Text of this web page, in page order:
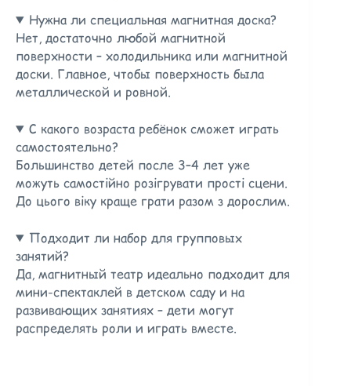
Нужна ли специальная магнитная доска?
Нет, достаточно любой магнитной
поверхности – холодильника или магнитной
доски. Главное, чтобы поверхность была
металлической и ровной.
С какого возраста ребёнок сможет играть
самостоятельно?
Большинство детей после 3–4 лет уже
можуть самостійно розігрувати прості сцени.
До цього віку краще грати разом з дорослим.
Подходит ли набор для групповых
занятий?
Да, магнитный театр идеально подходит для
мини-спектаклей в детском саду и на
развивающих занятиях – дети могут
распределять роли и играть вместе.